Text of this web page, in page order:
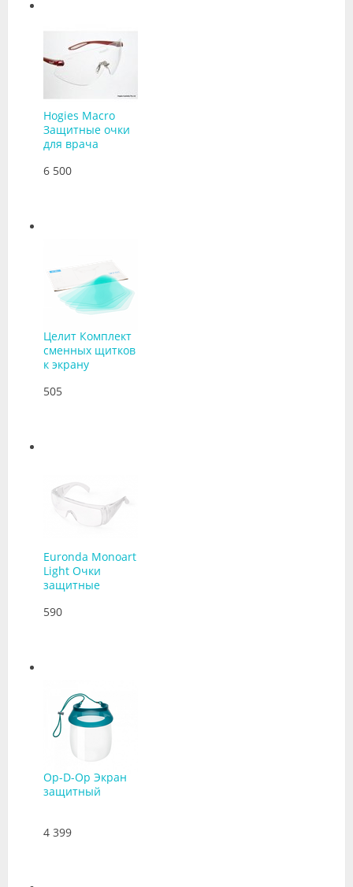
Hogies Macro
Защитные очки
для врача
6 500
Целит Комплект
сменных щитков
к экрану
505
Euronda Monoart
Light Очки
защитные
590
Op-D-Op Экран
защитный
4 399